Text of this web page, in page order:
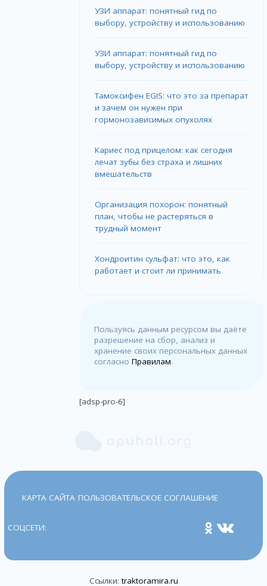
УЗИ аппарат: понятный гид по
выбору, устройству и использованию
УЗИ аппарат: понятный гид по
выбору, устройству и использованию
Тамоксифен EGIS: что это за препарат
и зачем он нужен при
гормонозависимых опухолях
Кариес под прицелом: как сегодня
лечат зубы без страха и лишних
вмешательств
Организация похорон: понятный
план, чтобы не растеряться в
трудный момент
Хондроитин сульфат: что это, как
работает и стоит ли принимать
Пользуясь данным ресурсом вы даёте
разрешение на сбор, анализ и
хранение своих персональных данных
согласноПравилам.
[adsp-pro-6]
КАРТА САЙТА ПОЛЬЗОВАТЕЛЬСКОЕ СОГЛАШЕНИЕ
СОЦСЕТИ:
Ссылки:traktoramira.ru